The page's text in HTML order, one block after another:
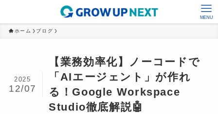
MENU
ホーム ブログ
【業務効率化】ノーコードで
「AIエージェント」が作れ
る！Google Workspace
Studio徹底解説🤖
2025
12/07